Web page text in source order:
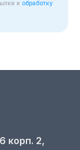
и обработку
корп. 2,